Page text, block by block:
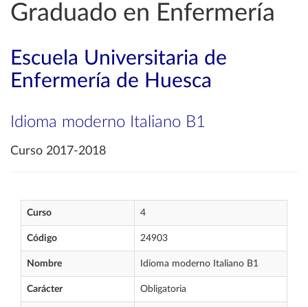
Graduado en Enfermería
Escuela Universitaria de
Enfermería de Huesca
Idioma moderno Italiano B1
Curso 2017-2018
Curso 4
Código 24903
Nombre Idioma moderno Italiano B1
Carácter Obligatoria